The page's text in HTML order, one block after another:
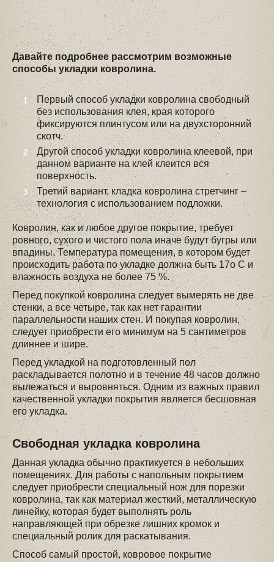
Давайте подробнее рассмотрим возможные
способы укладки ковролина.
Первый способ укладки ковролина свободный
без использования клея, края которого
фиксируются плинтусом или на двухсторонний
скотч.
Другой способ укладки ковролина клеевой, при
данном варианте на клей клеится вся
поверхность.
Третий вариант, кладка ковролина стретчинг –
технология с использованием подложки.
Ковролин, как и любое другое покрытие, требует
ровного, сухого и чистого пола иначе будут бугры или
впадины. Температура помещения, в котором будет
происходить работа по укладке должна быть 17о С и
влажность воздуха не более 75 %.
Перед покупкой ковролина следует вымерять не две
стенки, а все четыре, так как нет гарантии
параллельности наших стен. И покупая ковролин,
следует приобрести его минимум на 5 сантиметров
длиннее и шире.
Перед укладкой на подготовленный пол
раскладывается полотно и в течение 48 часов должно
вылежаться и выровняться. Одним из важных правил
качественной укладки покрытия является бесшовная
его укладка.
Свободная укладка ковролина
Данная укладка обычно практикуется в небольших
помещениях. Для работы с напольным покрытием
следует приобрести специальный нож для порезки
ковролина, так как материал жесткий, металлическую
линейку, которая будет выполнять роль
направляющей при обрезке лишних кромок и
специальный ролик для раскатывания.
Способ самый простой, ковровое покрытие